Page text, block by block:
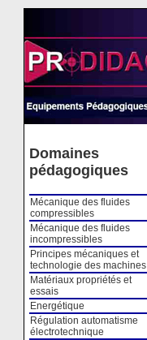
Domaines
pédagogiques
Mécanique des fluides
compressibles
Mécanique des fluides
incompressibles
Principes mécaniques et
technologie des machines
Matériaux propriétés et
essais
Energétique
Régulation automatisme
électrotechnique
Cookies management panel